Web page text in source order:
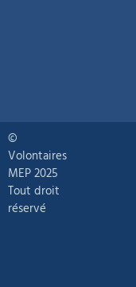
©
Volontaires
MEP 2025
Tout droit
réservé